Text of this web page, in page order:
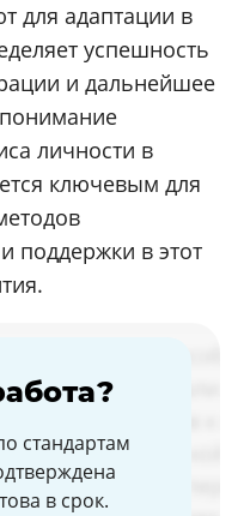
для адаптации в
успешность
и дальнейшее
личности в
ключевым для
поддержки в этот
стандартам
в срок.